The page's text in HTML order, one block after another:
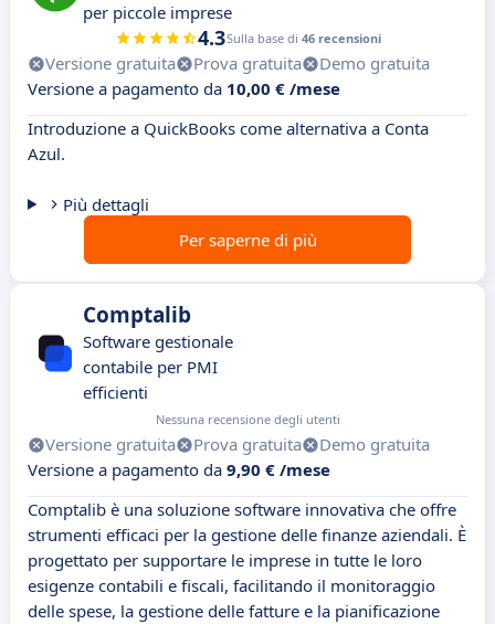
per piccole imprese
4.3Sulla base di 46 recensioni
Versione gratuita Prova gratuita
Demo gratuita
Versione a pagamento da 10,00 € /mese
Introduzione a QuickBooks come alternativa a Conta
Azul.
Più dettagli
Per saperne di più
Comptalib
Software gestionale
contabile per PMI
efficienti
Nessuna recensione degli utenti
Versione gratuita Prova gratuita
Demo gratuita
Versione a pagamento da 9,90 € /mese
Comptalib è una soluzione software innovativa che offre
strumenti efficaci per la gestione delle finanze aziendali. È
progettato per supportare le imprese in tutte le loro
esigenze contabili e fiscali, facilitando il monitoraggio
delle spese, la gestione delle fatture e la pianificazione